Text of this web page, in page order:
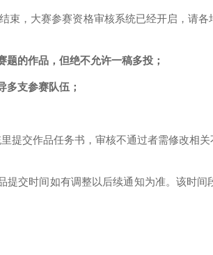
，大赛参赛资格审核系统已经开启，请
的作品，但绝不允许一稿多投；
支参赛队伍；
交作品任务书，审核不通过者需修改相
提交时间如有调整以后续通知为准。该时